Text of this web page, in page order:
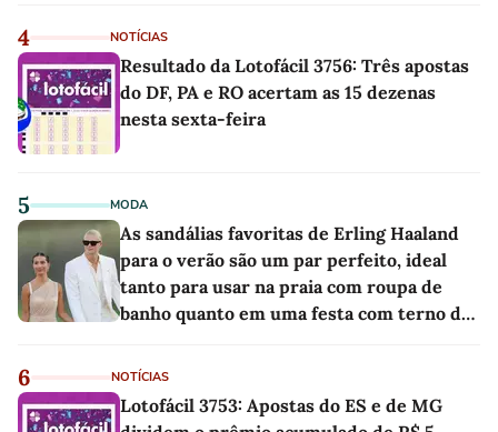
4 NOTÍCIAS
Resultado da Lotofácil 3756: Três apostas
do DF, PA e RO acertam as 15 dezenas
nesta sexta-feira
5 MODA
As sandálias favoritas de Erling Haaland
para o verão são um par perfeito, ideal
tanto para usar na praia com roupa de
banho quanto em uma festa com terno de
6 NOTÍCIAS
Lotofácil 3753: Apostas do ES e de MG